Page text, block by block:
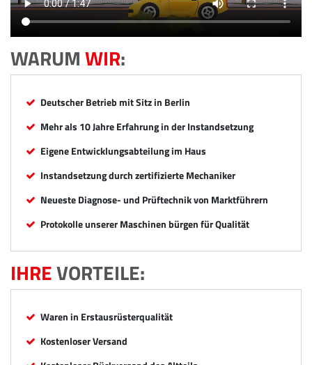
WARUMWIR:
Deutscher Betrieb mit Sitz in Berlin
Mehr als 10 Jahre Erfahrung in der Instandsetzung
Eigene Entwicklungsabteilung im Haus
Instandsetzung durch zertifizierte Mechaniker
Neueste Diagnose- und Prüftechnik von Marktführern
Protokolle unserer Maschinen bürgen für Qualität
IHREVORTEILE:
Waren in Erstausrüsterqualität
Kostenloser Versand